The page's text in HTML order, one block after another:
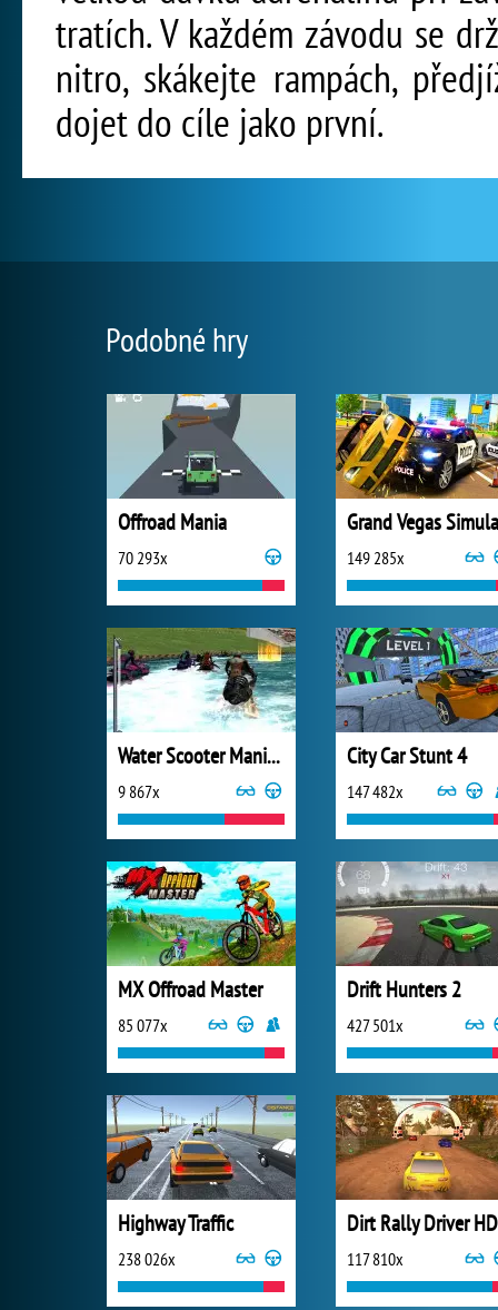
tratích. V každém závodu se
nitro, skákejte rampách,
dojet do cíle jako první.
Podobné hry
Offroad Mania
70 293x 149 285x
Water Scooter Mania 2
9 867x
City Car Stunt 4
147 482x
MX Offroad Master
85 077x
Drift Hunters 2
427 501x
Highway Traffic
238 026x
Dirt Rally Driver HD
117 810x